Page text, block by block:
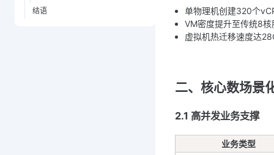
结语
单物理机创建320个
VM密度提升至传统8
虚拟机热迁移速度达
二、核心数场景
2.1 高并发业务支撑
业务类型